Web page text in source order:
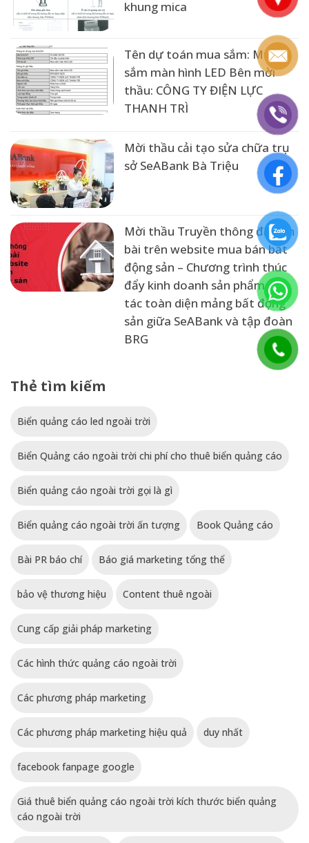
khung mica
Tên dự toán mua sắm: Mua
sắm màn hình LED Bên mời
thầu: CÔNG TY ĐIỆN LỰC
THANH TRÌ
Mời thầu cải tạo sửa chữa trụ
sở SeABank Bà Triệu
Mời thầu Truyền thông đẩy tin
bài trên website mua bán bất
động sản – Chương trình thúc
đẩy kinh doanh sản phẩm hợp
tác toàn diện mảng bất động
sản giữa SeABank và tập đoàn
BRG
Thẻ tìm kiếm
Biển quảng cáo led ngoài trời
Biển Quảng cáo ngoài trời chi phí cho thuê biển quảng cáo
Biển quảng cáo ngoài trời gọi là gì
Biển quảng cáo ngoài trời ấn tượng Book Quảng cáo
Bài PR báo chí Báo giá marketing tổng thể
bảo vệ thương hiệu Content thuê ngoài
Cung cấp giải pháp marketing
Các hình thức quảng cáo ngoài trời
Các phương pháp marketing
Các phương pháp marketing hiệu quả duy nhất
facebook fanpage google
Giá thuê biển quảng cáo ngoài trời kích thước biển quảng
cáo ngoài trời